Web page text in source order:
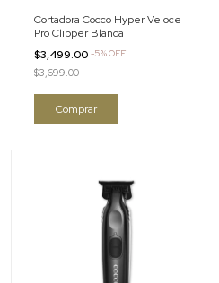
Cortadora Cocco Hyper Veloce
Pro Clipper Blanca
$3,499.00 -5%OFF
$3,699.00